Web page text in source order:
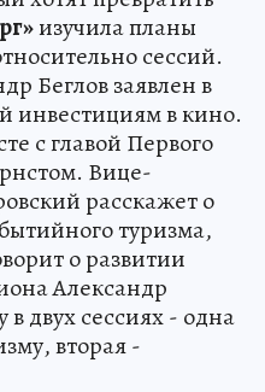
изучила планы
сессий.
Беглов заявлен в
инвестициям в кино.
с главой Первого
Вице-
расскажет о
туризма,
о развитии
Александр
в двух сессиях - одна
вторая -